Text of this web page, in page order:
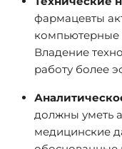
фармацевты
Владение
работу более
должны уметь
медицинские